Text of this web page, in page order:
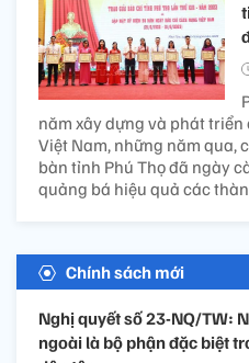
năm xây dựng và phát
Việt Nam, những năm qua,
bàn tỉnh Phú Thọ đã ngày
quảng bá hiệu quả các
Chính sách mới
Nghị quyết số 23-NQ/TW:
ngoài là bộ phận đặc biệt